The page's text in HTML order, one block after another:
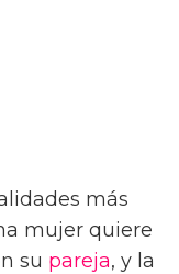
más
mujer quiere
su pareja, y la